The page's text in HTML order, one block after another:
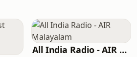
All India Radio - AIR Malayalam